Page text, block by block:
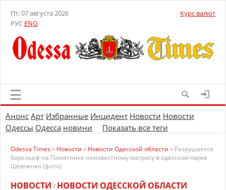
Пт, 07 августа 2026
РУС ENG
Курс валют
Анонс Арт Избранные Инцидент Новости Новости
Одессы Одесса новини Показать все теги
Odessa Times» Новости » Новости Одесской области » Разрушается
барельеф на Памятнике неизвестному матросу в одесском парке
Шевченко (фото)
НОВОСТИ / НОВОСТИ ОДЕССКОЙ ОБЛАСТИ